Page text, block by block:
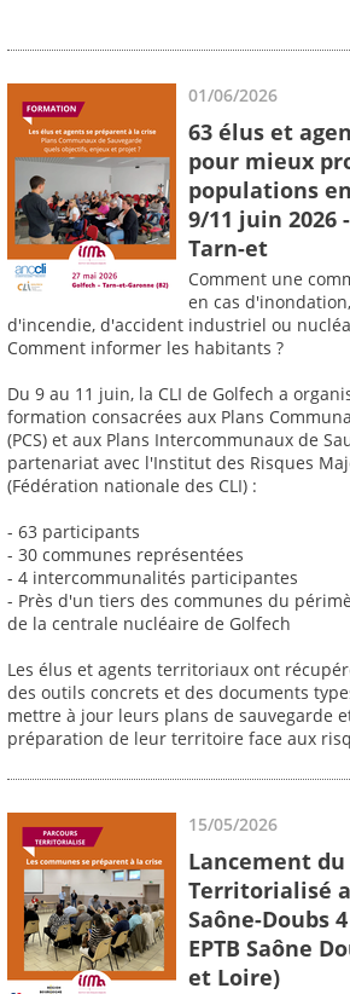
01/06/2026
63 élus et
pour mieux
populations
9/11 juin 2026
Tarn-et
Comment une
en cas
d'incendie, d'accident industriel ou
Comment informer les habitants ?
Du 9 au 11 juin, la CLI de Golfech a
formation consacrées aux Plans
(PCS) et aux Plans Intercommunaux de
partenariat avec l'Institut des Risques
(Fédération nationale des CLI) :
- 63 participants
- 30 communes représentées
- 4 intercommunalités participantes
- Près d'un tiers des communes du
de la centrale nucléaire de Golfech
Les élus et agents territoriaux ont
des outils concrets et des documents
mettre à jour leurs plans de sauvegarde
préparation de leur territoire face aux
15/05/2026
Lancement
Territorialisé
Saône-Doubs
EPTB Saône
et Loire)